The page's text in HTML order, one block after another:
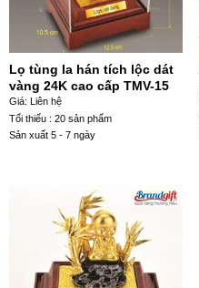
Lọ tùng la hán tích lộc dát
vàng 24K cao cấp TMV-15
Giá: Liên hệ
Tối thiểu : 20 sản phẩm
Sản xuất 5 - 7 ngày